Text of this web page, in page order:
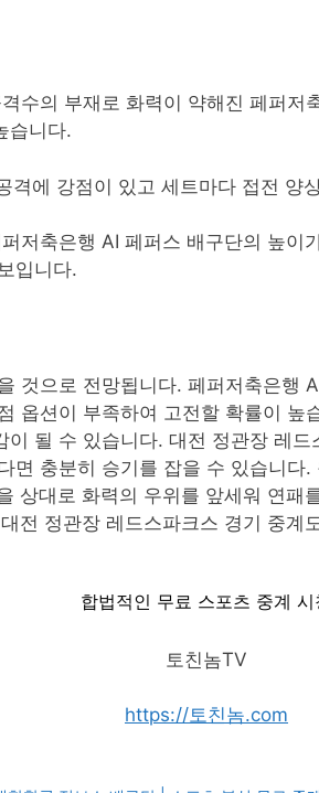
수의 부재로 화력이 약해진 페퍼
습니다.
격에 강점이 있고 세트마다 접전 양
저축은행 AI 페퍼스 배구단의 높
입니다.
것으로 전망됩니다. 페퍼저축은행
옵션이 부족하여 고전할 확률이
될 수 있습니다. 대전 정관장 레
면 충분히 승기를 잡을 수 있습니
상대로 화력의 우위를 앞세워 연패
전 정관장 레드스파크스 경기 중계
합법적인 무료 스포츠 중계 시
토친놈TV
https://토친놈.com